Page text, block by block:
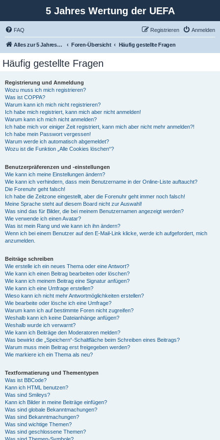
5 Jahres Wertung der UEFA
FAQ Anmelden
Registrieren
Alles zur 5 Jahreswertung / Tabelle der UEFA mit vielen Statistiken. Foren-Übersicht Häufig gestellte Fragen
Häufig gestellte Fragen
Registrierung und Anmeldung
Wozu muss ich mich registrieren?
Was ist COPPA?
Warum kann ich mich nicht registrieren?
Ich habe mich registriert, kann mich aber nicht anmelden!
Warum kann ich mich nicht anmelden?
Ich habe mich vor einiger Zeit registriert, kann mich aber nicht mehr anmelden?!
Ich habe mein Passwort vergessen!
Warum werde ich automatisch abgemeldet?
Wozu ist die Funktion „Alle Cookies löschen“?
Benutzerpräferenzen und -einstellungen
Wie kann ich meine Einstellungen ändern?
Wie kann ich verhindern, dass mein Benutzername in der Online-Liste auftaucht?
Die Forenuhr geht falsch!
Ich habe die Zeitzone eingestellt, aber die Forenuhr geht immer noch falsch!
Meine Sprache steht auf diesem Board nicht zur Auswahl!
Was sind das für Bilder, die bei meinem Benutzernamen angezeigt werden?
Wie verwende ich einen Avatar?
Was ist mein Rang und wie kann ich ihn ändern?
Wenn ich bei einem Benutzer auf den E-Mail-Link klicke, werde ich aufgefordert, mich
anzumelden.
Beiträge schreiben
Wie erstelle ich ein neues Thema oder eine Antwort?
Wie kann ich einen Beitrag bearbeiten oder löschen?
Wie kann ich meinem Beitrag eine Signatur anfügen?
Wie kann ich eine Umfrage erstellen?
Wieso kann ich nicht mehr Antwortmöglichkeiten erstellen?
Wie bearbeite oder lösche ich eine Umfrage?
Warum kann ich auf bestimmte Foren nicht zugreifen?
Weshalb kann ich keine Dateianhänge anfügen?
Weshalb wurde ich verwarnt?
Wie kann ich Beiträge den Moderatoren melden?
Was bewirkt die „Speichern“-Schaltfläche beim Schreiben eines Beitrags?
Warum muss mein Beitrag erst freigegeben werden?
Wie markiere ich ein Thema als neu?
Textformatierung und Thementypen
Was ist BBCode?
Kann ich HTML benutzen?
Was sind Smileys?
Kann ich Bilder in meine Beiträge einfügen?
Was sind globale Bekanntmachungen?
Was sind Bekanntmachungen?
Was sind wichtige Themen?
Was sind geschlossene Themen?